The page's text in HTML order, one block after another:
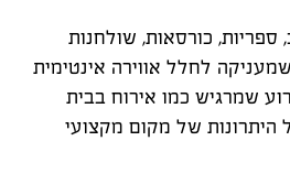
ספריות, כורסאות, שולחנות
לחלל אווירה אינטימית
שמרגיש כמו אירוח בבית
היתרונות של מקום מקצועי